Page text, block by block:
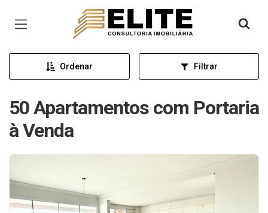
Página inicial
Ordenar Filtrar
50 Apartamentos com Portaria
à Venda